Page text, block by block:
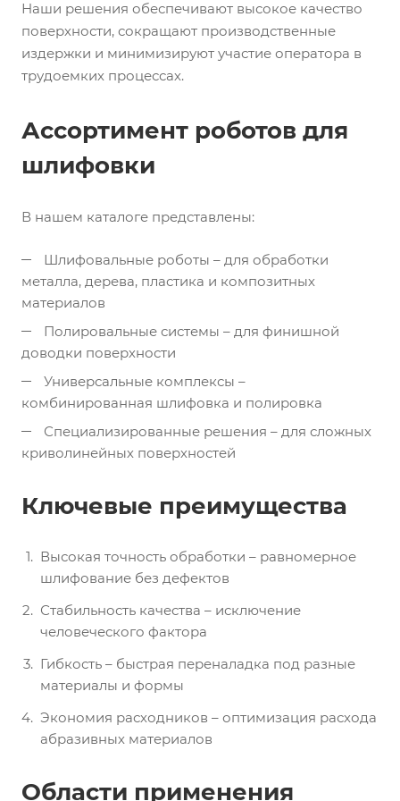
Наши решения обеспечивают высокое качество
поверхности, сокращают производственные
издержки и минимизируют участие оператора в
трудоемких процессах.
Ассортимент роботов для
шлифовки
В нашем каталоге представлены:
Шлифовальные роботы – для обработки
металла, дерева, пластика и композитных
материалов
Полировальные системы – для финишной
доводки поверхности
Универсальные комплексы –
комбинированная шлифовка и полировка
Специализированные решения – для сложных
криволинейных поверхностей
Ключевые преимущества
Высокая точность обработки – равномерное
шлифование без дефектов
Стабильность качества – исключение
человеческого фактора
Гибкость – быстрая переналадка под разные
материалы и формы
Экономия расходников – оптимизация расхода
абразивных материалов
Области применения